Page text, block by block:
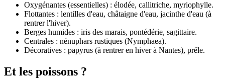
Oxygénantes (essentielles) : élodée, callitriche, myriophylle.
Flottantes : lentilles d'eau, châtaigne d'eau, jacinthe d'eau (à
rentrer l'hiver).
Berges humides : iris des marais, pontédérie, sagittaire.
Centrales : nénuphars rustiques (Nymphaea).
Décoratives : papyrus (à rentrer en hiver à Nantes), prêle.
Et les poissons ?